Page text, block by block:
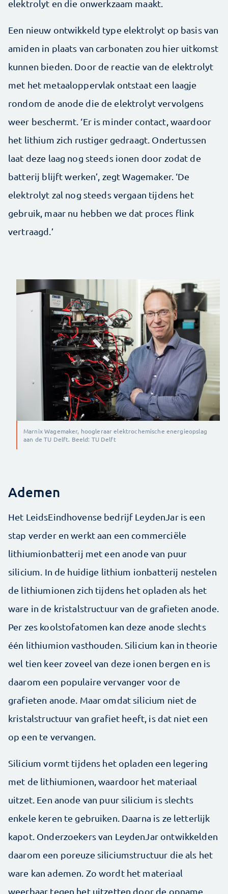
elektrolyt en die onwerkzaam maakt.
Een nieuw ontwikkeld type elektrolyt op basis van
amiden in plaats van carbonaten zou hier uitkomst
kunnen bieden. Door de reactie van de elektrolyt
met het metaaloppervlak ontstaat een laagje
rondom de anode die de elektrolyt vervolgens
weer beschermt. ‘Er is minder contact, waardoor
het lithium zich rustiger gedraagt. Ondertussen
laat deze laag nog steeds ionen door zodat de
batterij blijft werken’, zegt Wagemaker. ‘De
elektrolyt zal nog steeds vergaan tijdens het
gebruik, maar nu hebben we dat proces flink
vertraagd.’
Marnix Wagemaker, hoogleraar elektrochemische energieopslag
aan de TU Delft. Beeld: TU Delft
Ademen
Het LeidsEindhovense bedrijf LeydenJar is een
stap verder en werkt aan een commerciële
lithiumionbatterij met een anode van puur
silicium. In de huidige lithium ionbatterij nestelen
de lithiumionen zich tijdens het opladen als het
ware in de kristalstructuur van de grafieten anode.
Per zes koolstofatomen kan deze anode slechts
één lithiumion vasthouden. Silicium kan in theorie
wel tien keer zoveel van deze ionen bergen en is
daarom een populaire vervanger voor de
grafieten anode. Maar omdat silicium niet de
kristalstructuur van grafiet heeft, is dat niet een
op een te vervangen.
Silicium vormt tijdens het opladen een legering
met de lithiumionen, waardoor het materiaal
uitzet. Een anode van puur silicium is slechts
enkele keren te gebruiken. Daarna is ze letterlijk
kapot. Onderzoekers van LeydenJar ontwikkelden
daarom een poreuze siliciumstructuur die als het
ware kan ademen. Zo wordt het materiaal
weerbaar tegen het uitzetten door de opname